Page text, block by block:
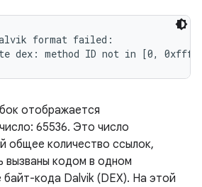
format failed:
отображается
65536. Это число
общее количество ссылок,
вызваны кодом в одном
кода Dalvik (DEX). На этой